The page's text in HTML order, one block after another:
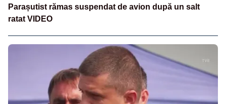
Parașutist rămas suspendat de avion după un salt
ratat VIDEO